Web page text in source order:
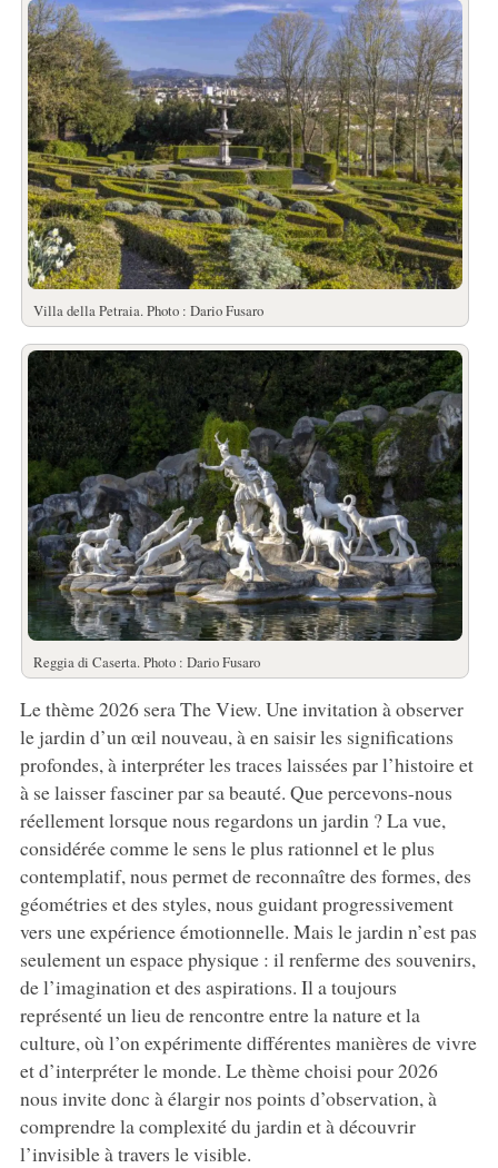
Villa della Petraia. Photo : Dario Fusaro
Reggia di Caserta. Photo : Dario Fusaro
Le thème 2026 sera The View. Une invitation à observer
le jardin d’un œil nouveau, à en saisir les significations
profondes, à interpréter les traces laissées par l’histoire et
à se laisser fasciner par sa beauté. Que percevons-nous
réellement lorsque nous regardons un jardin ? La vue,
considérée comme le sens le plus rationnel et le plus
contemplatif, nous permet de reconnaître des formes, des
géométries et des styles, nous guidant progressivement
vers une expérience émotionnelle. Mais le jardin n’est pas
seulement un espace physique : il renferme des souvenirs,
de l’imagination et des aspirations. Il a toujours
représenté un lieu de rencontre entre la nature et la
culture, où l’on expérimente différentes manières de vivre
et d’interpréter le monde. Le thème choisi pour 2026
nous invite donc à élargir nos points d’observation, à
comprendre la complexité du jardin et à découvrir
l’invisible à travers le visible.